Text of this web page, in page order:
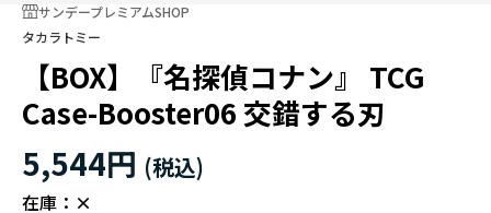
サンデープレミアムSHOP
タカラトミー
【BOX】『名探偵コナン』 TCG
Case-Booster06 交錯する刃
5,544円
在庫： ×